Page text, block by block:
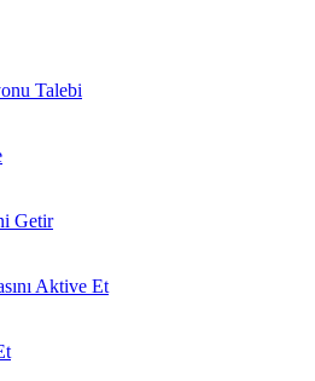
Talebi
Getir
Aktive Et